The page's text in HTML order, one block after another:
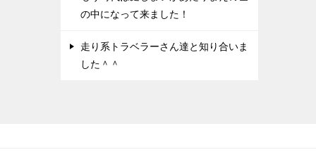
の中になって来ました！
走り系トラベラーさん達と知り合いま
した＾＾